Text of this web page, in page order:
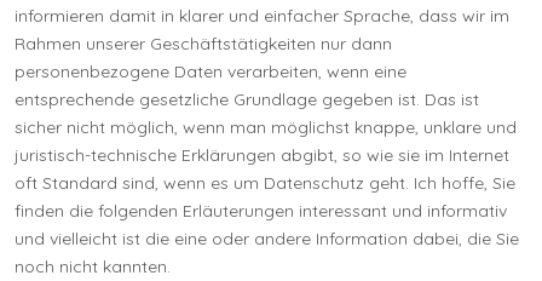
informieren damit in klarer und einfacher Sprache, dass wir im
Rahmen unserer Geschäftstätigkeiten nur dann
personenbezogene Daten verarbeiten, wenn eine
entsprechende gesetzliche Grundlage gegeben ist. Das ist
sicher nicht möglich, wenn man möglichst knappe, unklare und
juristisch-technische Erklärungen abgibt, so wie sie im Internet
oft Standard sind, wenn es um Datenschutz geht. Ich hoffe, Sie
finden die folgenden Erläuterungen interessant und informativ
und vielleicht ist die eine oder andere Information dabei, die Sie
noch nicht kannten.